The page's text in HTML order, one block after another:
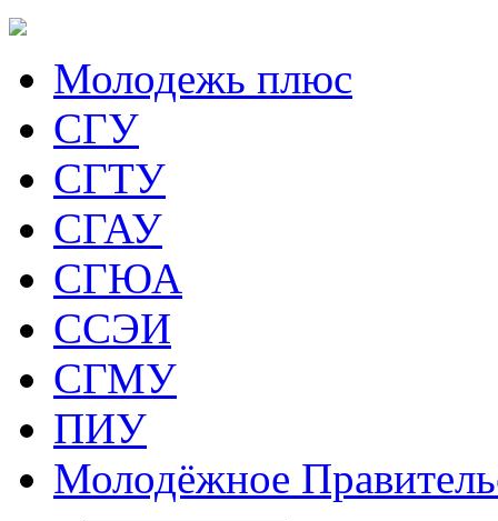
Молодежь плюс
СГУ
СГТУ
СГАУ
СГЮА
ССЭИ
СГМУ
ПИУ
Молодёжное